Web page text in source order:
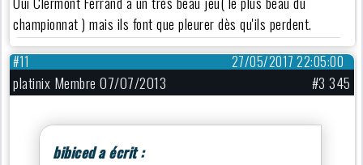
championnat ) mais ils font que pleurer dès qu'ils perdent.
27/05/2017 22:05:00
#11
platinix Membre 07/07/2013 #3 345
bibiced a écrit :